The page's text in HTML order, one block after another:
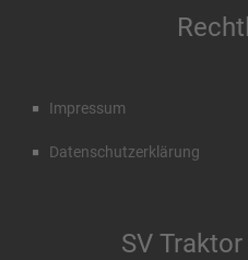
Impressum
Datenschutzerklärung
SV Traktor